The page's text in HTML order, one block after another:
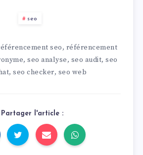
seo
seo, référencement
, seo analyse, seo audit, seo
,seo checker, seo web
Partager l'article :